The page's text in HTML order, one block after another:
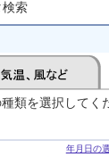
検索
類を選択してく
年月日の